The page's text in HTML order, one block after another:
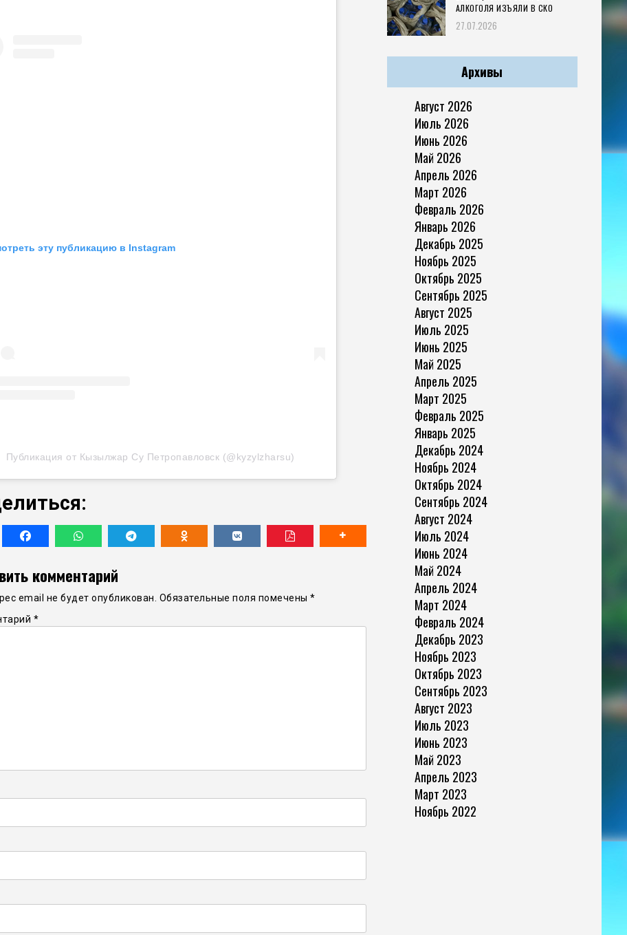
эту публикацию в Instagram
Публикация от Кызылжар Су Петропавловск (@kyzylzharsu)
комментарий
email не будет опубликован. Обязательные поля помечены *
*
АЛКОГОЛЯ ИЗЪЯЛИ В СКО
27.07.2026
Архивы
Август 2026
Июль 2026
Июнь 2026
Май 2026
Апрель 2026
Март 2026
Февраль 2026
Январь 2026
Декабрь 2025
Ноябрь 2025
Октябрь 2025
Сентябрь 2025
Август 2025
Июль 2025
Июнь 2025
Май 2025
Апрель 2025
Март 2025
Февраль 2025
Январь 2025
Декабрь 2024
Ноябрь 2024
Октябрь 2024
Сентябрь 2024
Август 2024
Июль 2024
Июнь 2024
Май 2024
Апрель 2024
Март 2024
Февраль 2024
Декабрь 2023
Ноябрь 2023
Октябрь 2023
Сентябрь 2023
Август 2023
Июль 2023
Июнь 2023
Май 2023
Апрель 2023
Март 2023
Ноябрь 2022